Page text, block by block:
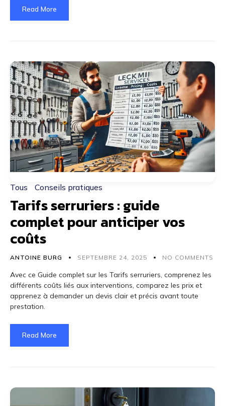
Read More
Tous Conseils pratiques
Tarifs serruriers : guide
complet pour anticiper vos
coûts
ANTOINE BURG SEPTEMBRE 24, 2025 NO COMMENTS
Avec ce Guide complet sur les Tarifs serruriers, comprenez les
différents coûts liés aux interventions, comparez les prix et
apprenez à demander un devis clair et précis avant toute
prestation.
Read More